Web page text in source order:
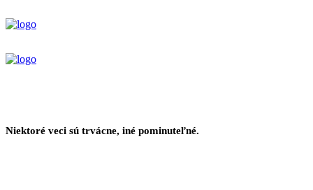
Niektoré veci sú trvácne, iné pominuteľné.